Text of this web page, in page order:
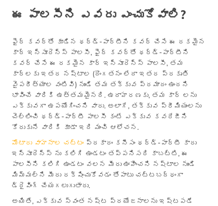
ఈ పాలసీని ఎవరు ఎంచుకోవాలి?
ఫైర్ కవర్‌తో కూడిన థర్డ్-పార్టీని కవర్ చేసే ఈ రకమైన
కార్ ఇన్సూరెన్స్ పాలసీ, ఫైర్ కవర్‌తో థర్డ్-పార్టీని
కవర్ చేసే ఈ రకమైన కార్ ఇన్సూరెన్స్ పాలసీ, తమ
కార్లకు ఇతర నష్టాల (దొంగతనం లేదా ఇతర ప్రకృతి
వైపరీత్యాల వంటివి) నుండి తమ తక్కువ ప్రమాదం ఉందని
భావించే వారికి ఉత్తమమైనది. ఉదాహరణకు, తమ కార్ లను
ఎక్కువగా ఉపయోగించని వారు. అలాగే, తక్కువ ప్రీమియంలను
చెల్లించి థర్డ్-పార్టీ పాలసీ కంటే ఎక్కువ కవరేజీని
కోరుకునే వారికి కూడా ఇది మంచి ఆలోచన.
మోటారు వాహనాల చట్టం ప్రకారం కనీసం థర్డ్-పార్టీ కారు
ఇన్సూరెన్స్ ను కలిగి ఉండటం తప్పనిసరి కాబట్టి, ఈ
పాలసీని కలిగి ఉండటం వలన మీరు ఊహించని నష్టాల నుండి
మిమ్మల్ని మీరు రక్షించుకోవడం తోపాటు చట్టబద్ధంగా
డ్రైవింగ్ చేయగలుగుతారు.
అయితే, ఎక్కువ స్వంత నష్ట ప్రయోజనాలను ఇష్టపడే